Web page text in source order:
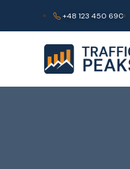
+48 123 450 690